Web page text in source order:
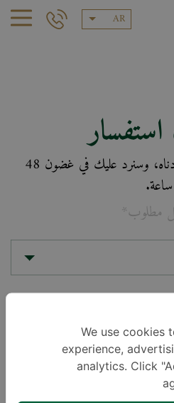
AR
يُرجى إكمال كافة الحقول أدناه، وسنرد عليك في غضون 48
ساعة.
مطلوب*
We use cookies
experience,
analytics. Click